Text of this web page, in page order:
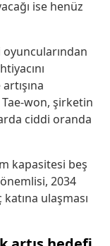
ise henüz
Tae-won, şirketin
ciddi oranda
kapasitesi beş
2034
ulaşması